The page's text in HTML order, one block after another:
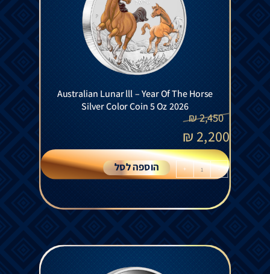
Australian Lunar lll – Year Of The Horse
Silver Color Coin 5 Oz 2026
2,450
₪
2,200
₪
-
+ הוספה לסל